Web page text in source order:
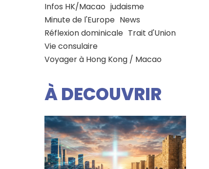
Infos HK/Macao judaisme
Minute de l'Europe News
Réflexion dominicale Trait d'Union
Vie consulaire
Voyager à Hong Kong / Macao
À DECOUVRIR